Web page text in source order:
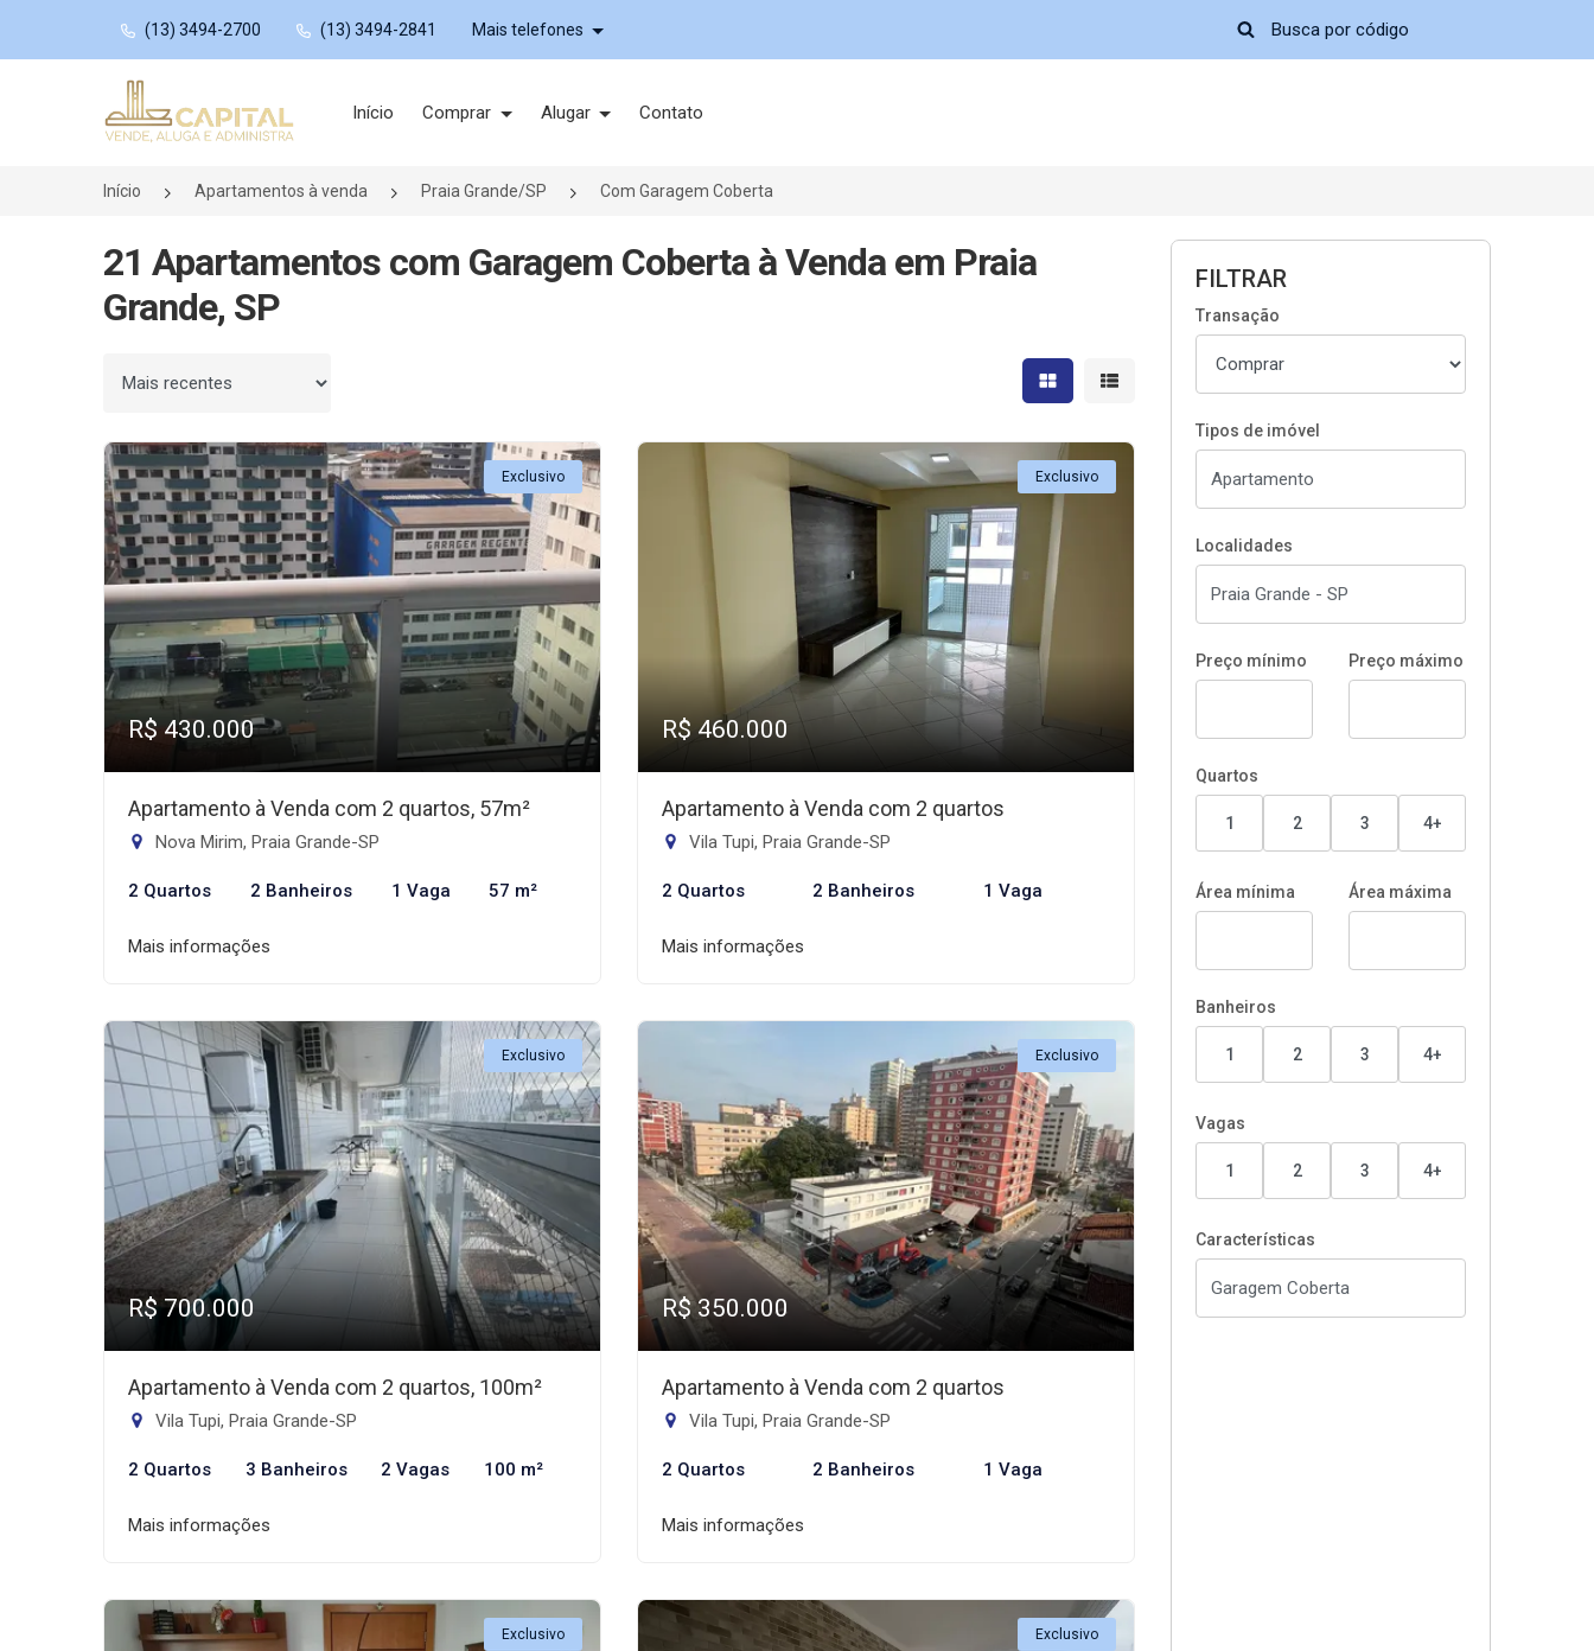
(13) 3494-2700 (13) 3494-2841 Mais telefones
Página inicial
Início Comprar Alugar Contato
Início Apartamentos à venda Praia Grande/SP Com Garagem Coberta
21 Apartamentos com Garagem Coberta à Venda em Praia
Grande, SP
Ordenar por Mostrar resultados em grade
Mostrar resultados em lista
Exclusivo
R$ 430.000
Apartamento à Venda com 2 quartos, 57m²
Nova Mirim, Praia Grande-SP
2 Quartos 2 Banheiros 1 Vaga 57 m²
Mais informações
Exclusivo
R$ 460.000
Apartamento à Venda com 2 quartos
Vila Tupi, Praia Grande-SP
2 Quartos 2 Banheiros 1 Vaga
Mais informações
Exclusivo
R$ 700.000
Apartamento à Venda com 2 quartos, 100m²
Vila Tupi, Praia Grande-SP
2 Quartos 3 Banheiros 2 Vagas 100 m²
Mais informações
Exclusivo
R$ 350.000
Apartamento à Venda com 2 quartos
Vila Tupi, Praia Grande-SP
2 Quartos 2 Banheiros 1 Vaga
Mais informações
Exclusivo Exclusivo
FILTRAR
Transação
Tipos de imóvel
Localidades
Preço mínimo Preço máximo
Quartos
1 2 3 4+
Área mínima Área máxima
Banheiros
1 2 3 4+
Vagas
1 2 3 4+
Características